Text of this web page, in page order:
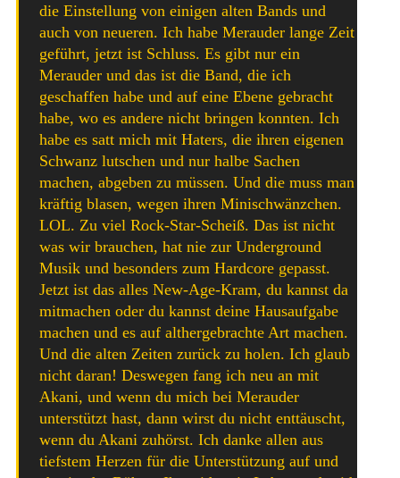
die Einstellung von einigen alten Bands und
auch von neueren. Ich habe Merauder lange Zeit
geführt, jetzt ist Schluss. Es gibt nur ein
Merauder und das ist die Band, die ich
geschaffen habe und auf eine Ebene gebracht
habe, wo es andere nicht bringen konnten. Ich
habe es satt mich mit Haters, die ihren eigenen
Schwanz lutschen und nur halbe Sachen
machen, abgeben zu müssen. Und die muss man
kräftig blasen, wegen ihren Minischwänzchen.
LOL. Zu viel Rock-Star-Scheiß. Das ist nicht
was wir brauchen, hat nie zur Underground
Musik und besonders zum Hardcore gepasst.
Jetzt ist das alles New-Age-Kram, du kannst da
mitmachen oder du kannst deine Hausaufgabe
machen und es auf althergebrachte Art machen.
Und die alten Zeiten zurück zu holen. Ich glaub
nicht daran! Deswegen fang ich neu an mit
Akani, und wenn du mich bei Merauder
unterstützt hast, dann wirst du nicht enttäuscht,
wenn du Akani zuhörst. Ich danke allen aus
tiefstem Herzen für die Unterstützung auf und